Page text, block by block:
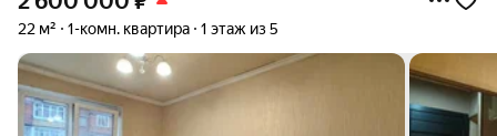
22 м² 1-комн. квартира 1 этаж из 5